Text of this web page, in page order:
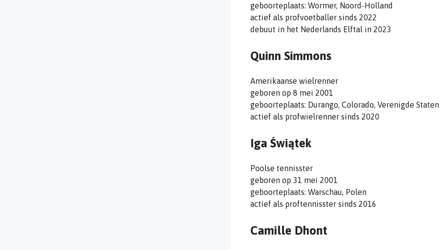
geboorteplaats: Wormer, Noord-Holland
actief als profvoetballer sinds 2022
debuut in het Nederlands Elftal in 2023
Quinn Simmons
Amerikaanse wielrenner
geboren op 8 mei 2001
geboorteplaats: Durango, Colorado, Verenigde Staten
actief als profwielrenner sinds 2020
Iga Świątek
Poolse tennisster
geboren op 31 mei 2001
geboorteplaats: Warschau, Polen
actief als proftennisster sinds 2016
Camille Dhont